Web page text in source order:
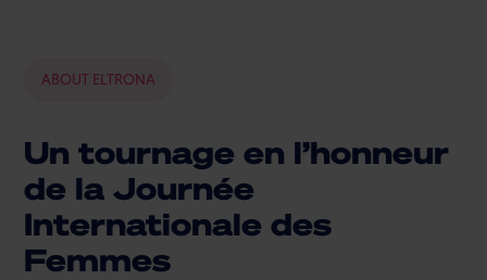
ABOUT ELTRONA
Un tournage en l’honneur
de la Journée
Internationale des
Femmes